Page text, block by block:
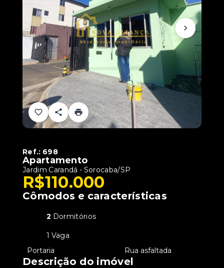
Ref.: 698
Apartamento
Jardim Carandá - Sorocaba/SP
R$110.000
Cômodos e características
2 Dormitórios
1 Vaga
Portaria Rua asfaltada
Descrição do imóvel